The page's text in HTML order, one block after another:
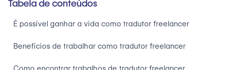
Tabela de conteúdos
É possível ganhar a vida como tradutor freelancer
Benefícios de trabalhar como tradutor freelancer